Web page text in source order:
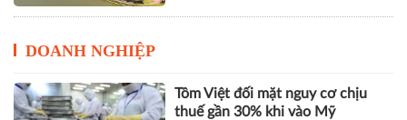
DOANH NGHIỆP
Tôm Việt đối mặt nguy cơ chịu
thuế gần 30% khi vào Mỹ